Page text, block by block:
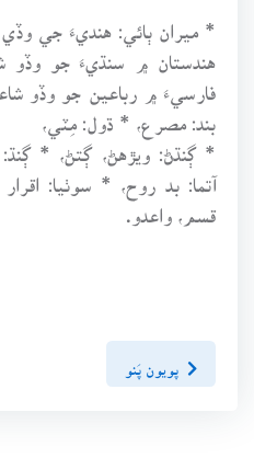
* ميران ٻائي: هنديءَ جي
هندستان ۾ سنڌيءَ جو وڏو
فارسيءَ ۾ رباعين جو وڏو
بند: مصرع، * ڌول: مِٽي،
* ڳنڌڻ: ويڙهڻ، ڳتڻ، *
آتما: بد روح، * سوٺيا:
قسم، واعدو.
پويون پَنو